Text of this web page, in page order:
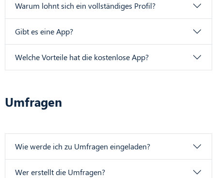
Warum lohnt sich ein vollständiges Profil?
Gibt es eine App?
Welche Vorteile hat die kostenlose App?
Umfragen
Wie werde ich zu Umfragen eingeladen?
Wer erstellt die Umfragen?